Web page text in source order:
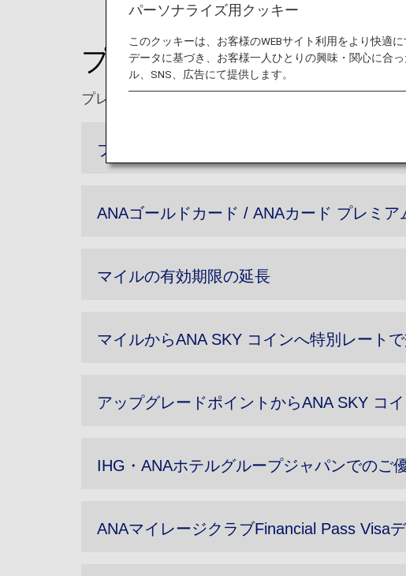
プレミアムメンバー向
プレミアムメンバーのお客様は、積算率の割り増
フライトボーナスマイル
ANAゴールドカード / ANAカード プレミ
マイルの有効期限の延長
マイルからANA SKY コインへ特別レート
アップグレードポイントからANA SKY コ
IHG・ANAホテルグループジャパンでのご
ANAマイレージクラブFinancial Pass Visa
パーソナライズ用クッキー
このクッキーは、お客様のWEBサイト利用をより快適
データに基づき、お客様一人ひとりの興味・関心に合
ル、SNS、広告にて提供します。